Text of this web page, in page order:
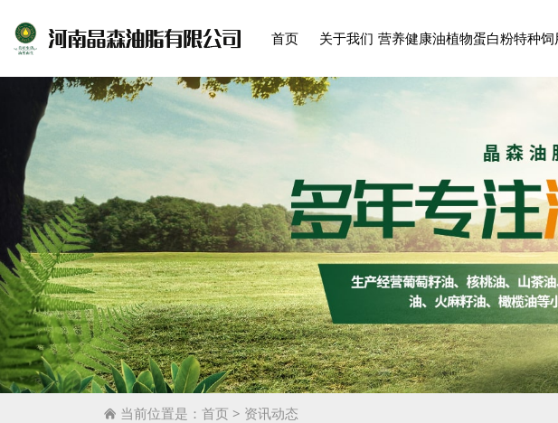
首页 关于我们 营养健康油植物蛋白粉特种饲
 当前位置是： 首页 > 资讯动态